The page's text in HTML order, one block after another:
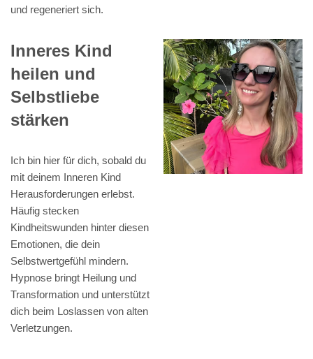
und regeneriert sich.
Inneres Kind
heilen und
Selbstliebe
stärken
Ich bin hier für dich, sobald du
mit deinem Inneren Kind
Herausforderungen erlebst.
Häufig stecken
Kindheitswunden hinter diesen
Emotionen, die dein
Selbstwertgefühl mindern.
Hypnose bringt Heilung und
Transformation und unterstützt
dich beim Loslassen von alten
Verletzungen.